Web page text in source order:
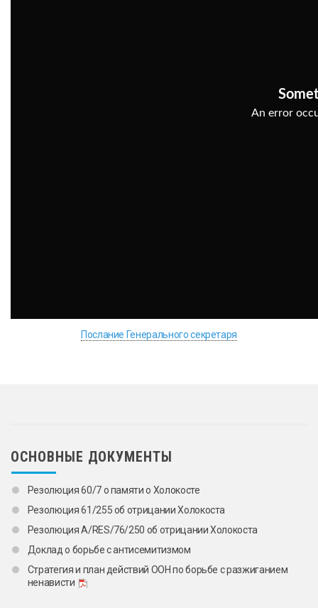
Послание Генерального секретаря
ОСНОВНЫЕ ДОКУМЕНТЫ
Резолюция 60/7 о памяти о Холокосте
Резолюция 61/255 об отрицании Холокоста
Резолюция A/RES/76/250 об отрицании Холокоста
Доклад о борьбе с антисемитизмом
Стратегия и план действий ООН по борьбе с разжиганием
ненависти